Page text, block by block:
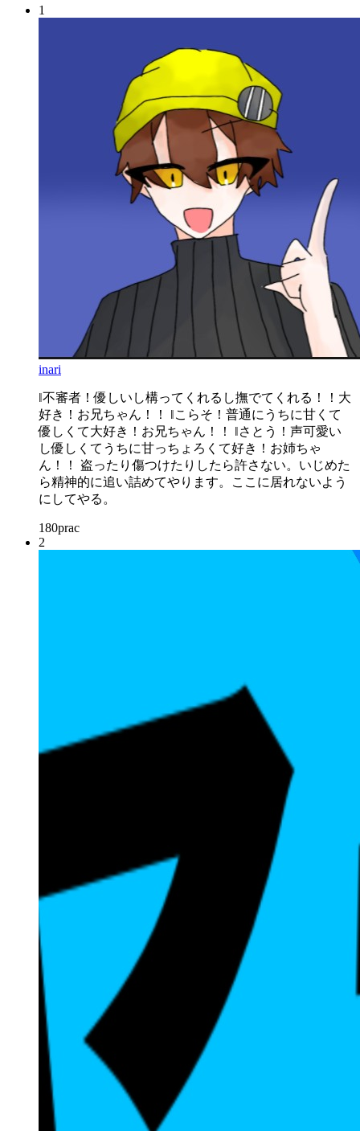
1
inari
‖不審者！優しいし構ってくれるし撫でてくれる！！大
好き！お兄ちゃん！！ ‖こらそ！普通にうちに甘くて
優しくて大好き！お兄ちゃん！！ ‖さとう！声可愛い
し優しくてうちに甘っちょろくて好き！お姉ちゃ
ん！！ 盗ったり傷つけたりしたら許さない。いじめた
ら精神的に追い詰めてやります。ここに居れないよう
にしてやる。
180prac
2